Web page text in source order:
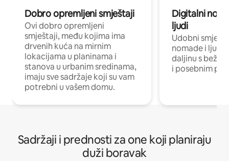
Dobro opremljeni smještaji
Ovi dobro opremljeni
smještaji, među kojima ima
drvenih kuća na mirnim
lokacijama u planinama i
stanova u urbanim sredinama,
imaju sve sadržaje koji su vam
potrebni u vašem domu.
Digitalni
ljudi
Udobni
nomade i ljude
daljinu s
i posebnim
Sadržaji i prednosti za one koji planiraju
duži boravak